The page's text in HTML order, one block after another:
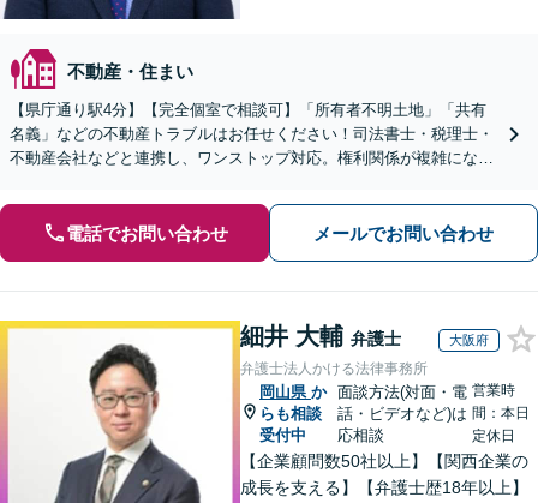
不動産・住まい
【県庁通り駅4分】【完全個室で相談可】「所有者不明土地」「共有
名義」などの不動産トラブルはお任せください！司法書士・税理士・
不動産会社などと連携し、ワンストップ対応。権利関係が複雑になる
電話でお問い合わせ メールでお問い合わせ
細井 大輔 弁護士 大阪府
弁護士法人かける法律事務所
岡山県 か
らも相談
受付中
面談方法(対面・電
話・ビデオなど)は
応相談
営業時
間：本日
定休日
【企業顧問数50社以上】【関西企業の
成長を支える】【弁護士歴18年以上】